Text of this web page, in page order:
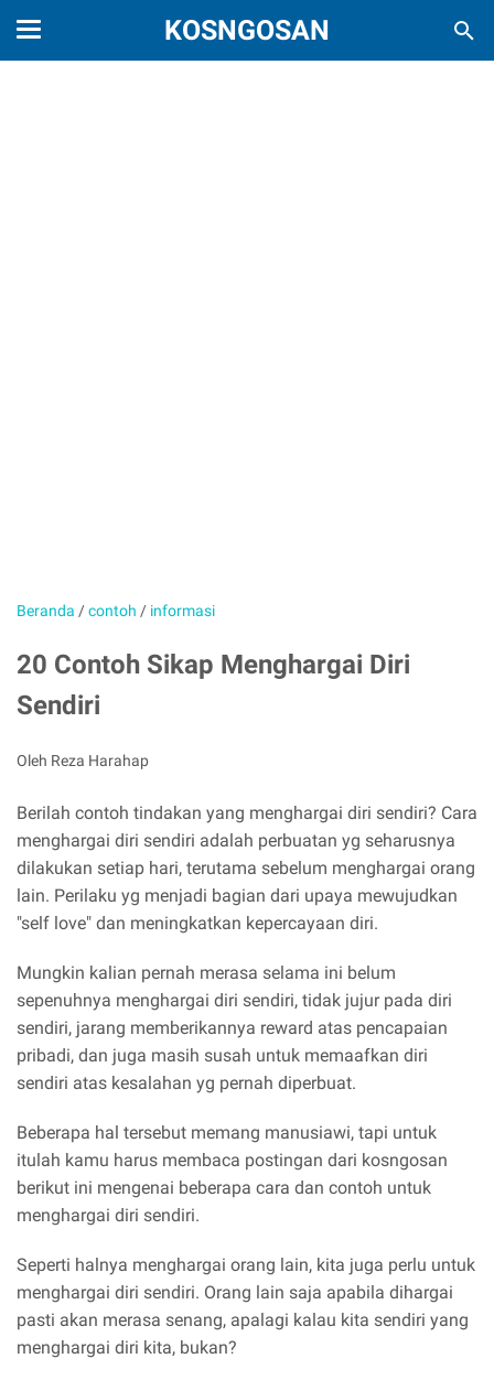
KOSNGOSAN
Beranda /contoh / informasi
20 Contoh Sikap Menghargai Diri
Sendiri
Oleh Reza Harahap
Berilah contoh tindakan yang menghargai diri sendiri? Cara
menghargai diri sendiri adalah perbuatan yg seharusnya
dilakukan setiap hari, terutama sebelum menghargai orang
lain. Perilaku yg menjadi bagian dari upaya mewujudkan
"self love" dan meningkatkan kepercayaan diri.
Mungkin kalian pernah merasa selama ini belum
sepenuhnya menghargai diri sendiri, tidak jujur pada diri
sendiri, jarang memberikannya reward atas pencapaian
pribadi, dan juga masih susah untuk memaafkan diri
sendiri atas kesalahan yg pernah diperbuat.
Beberapa hal tersebut memang manusiawi, tapi untuk
itulah kamu harus membaca postingan dari kosngosan
berikut ini mengenai beberapa cara dan contoh untuk
menghargai diri sendiri.
Seperti halnya menghargai orang lain, kita juga perlu untuk
menghargai diri sendiri. Orang lain saja apabila dihargai
pasti akan merasa senang, apalagi kalau kita sendiri yang
menghargai diri kita, bukan?